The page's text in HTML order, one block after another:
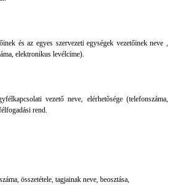
és az egyes szervezeti egységek vezetőinek neve ,
elektronikus levélcíme).
vezető neve, elérhetősége (telefonszáma,
rend.
összetétele, tagjainak neve, beosztása,